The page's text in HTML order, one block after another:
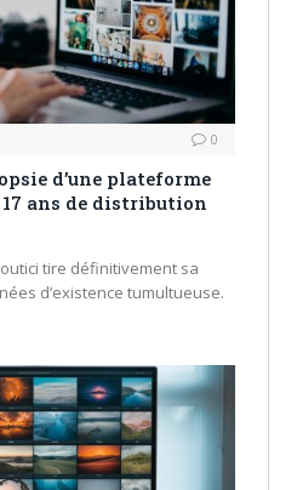
0
d’une plateforme
ans de distribution
tire définitivement sa
d’existence tumultueuse.